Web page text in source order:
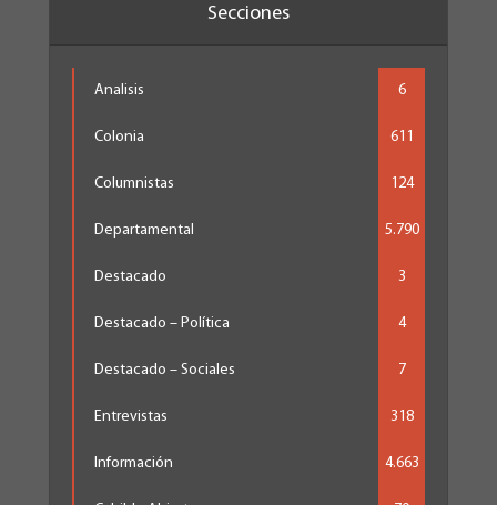
Secciones
Analisis 6
Colonia 611
Columnistas 124
Departamental 5.790
Destacado 3
Destacado – Política 4
Destacado – Sociales 7
Entrevistas 318
Información 4.663